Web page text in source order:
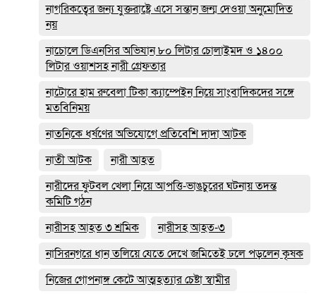
নাগরিকত্বের জন্য যুক্তরাষ্ট্রে এসে সন্তান জন্ম দেওয়া অনুমোদিত
নয়
নাচোলে ডিএনসির অভিযান ৮০ লিটার চোলাইমদ ও ১৪০০
লিটার ওয়াশসহ নারী গ্রেফতার
নাটোরে হাম রুবেলা টিকা ক্যাম্পেইন নিয়ে সাংবাদিকদের সঙ্গে
মতবিনিময়
নাতনিকে ধর্ষণের অভিযোগে প্রতিবেশি দাদা আটক
নাতী আটক
নারী আহত
নারীদের ফুটবল খেলা নিয়ে আপত্তি-ভাঙচুরের ঘটনায় তদন্ত
কমিটি গঠন
নারীসহ আহত ৩ শ্রমিক
নারীসহ আহত-৩
নাসিরনগরে ধান তলিয়ে যেতে দেখে জমিতেই ঢলে পড়লেন কৃষক
নিজের গোপনাঙ্গ কেটে আত্মহত্যার চেষ্টা স্বামীর